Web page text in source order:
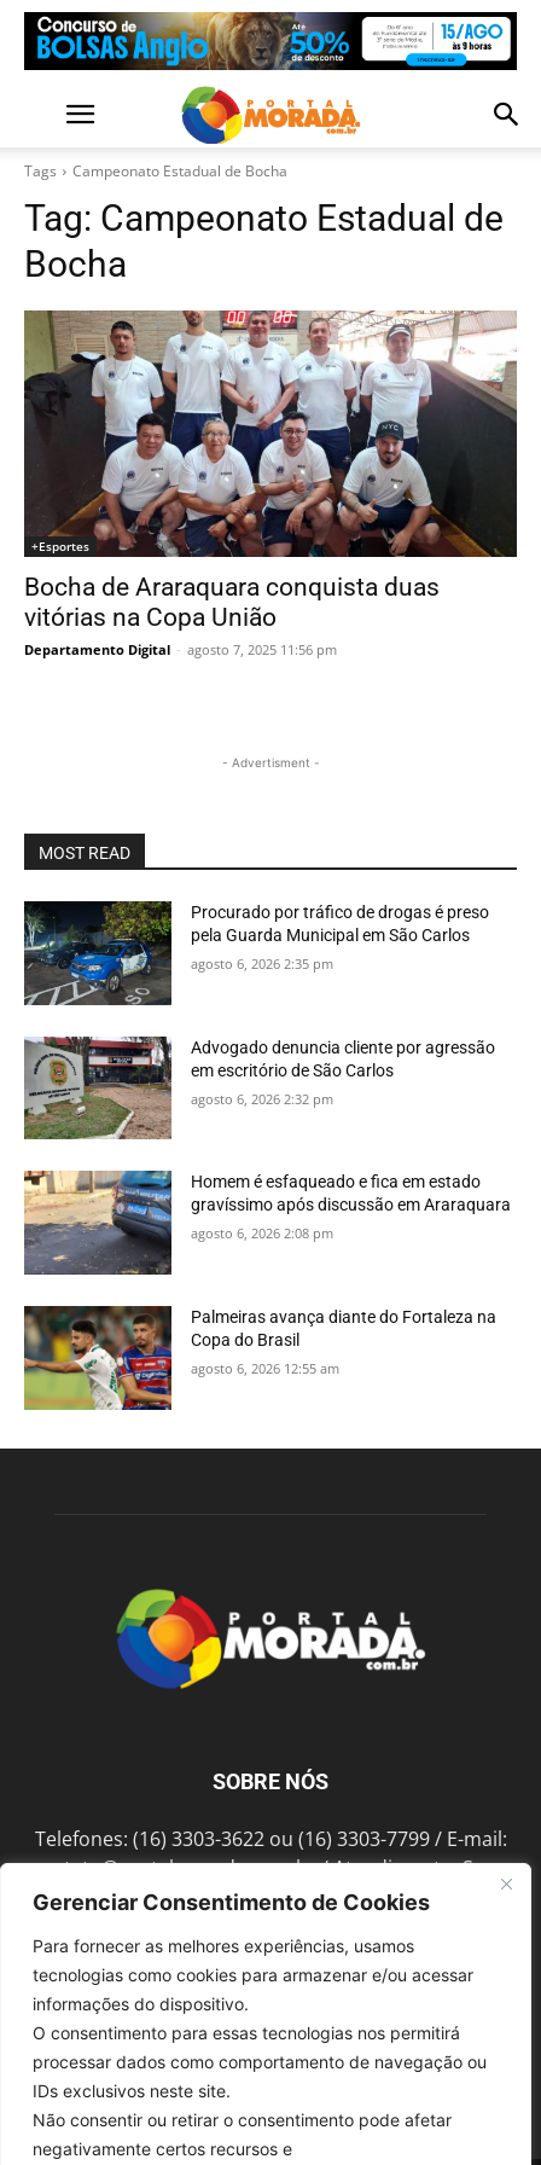
Gerenciar Consentimento de Cookies
Para fornecer as melhores experiências, usamos
tecnologias como cookies para armazenar e/ou acessar
informações do dispositivo.
O consentimento para essas tecnologias nos permitirá
processar dados como comportamento de navegação ou
IDs exclusivos neste site.
Não consentir ou retirar o consentimento pode afetar
negativamente certos recursos e
Tags Campeonato Estadual de Bocha
Tag: Campeonato Estadual de
Bocha
+Esportes
Bocha de Araraquara conquista duas
vitórias na Copa União
Departamento Digital - agosto 7, 2025 11:56 pm
- Advertisment -
MOST READ
Procurado por tráfico de drogas é preso
pela Guarda Municipal em São Carlos
agosto 6, 2026 2:35 pm
Advogado denuncia cliente por agressão
em escritório de São Carlos
agosto 6, 2026 2:32 pm
Homem é esfaqueado e fica em estado
gravíssimo após discussão em Araraquara
agosto 6, 2026 2:08 pm
Palmeiras avança diante do Fortaleza na
Copa do Brasil
agosto 6, 2026 12:55 am
SOBRE NÓS
Telefones: (16) 3303-3622 ou (16) 3303-7799 / E-mail:
contato@portalmorada.com.br/ Atendimento: Seg a
Sex das 8h às 18h / Endereço: Av. Bento de Abreu, 889
SIGA-NOS